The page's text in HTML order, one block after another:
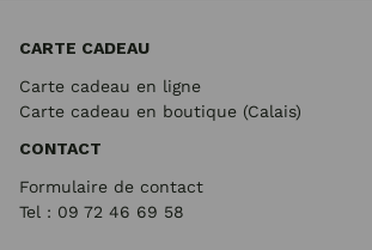
CARTE CADEAU
Carte cadeau en ligne
Carte cadeau en boutique (Calais)
CONTACT
Formulaire de contact
Tel : 09 72 46 69 58